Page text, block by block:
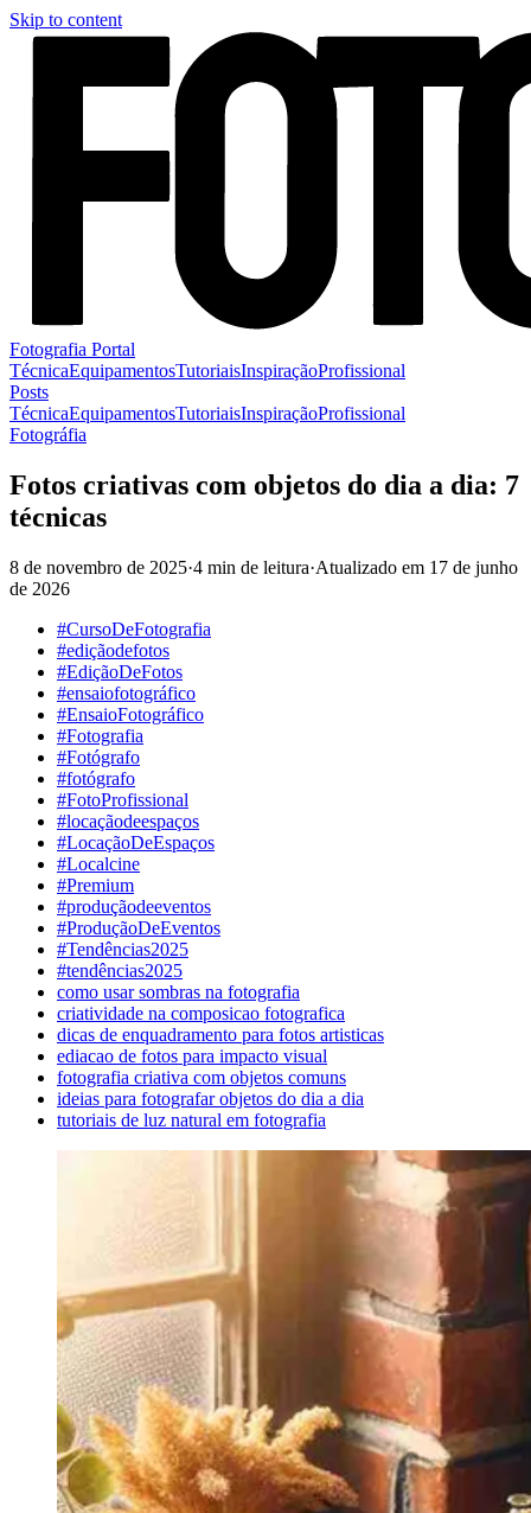
Skip to content
Fotografia Portal
TécnicaEquipamentosTutoriaisInspiraçãoProfissional
Posts
TécnicaEquipamentosTutoriaisInspiraçãoProfissional
Fotográfia
Fotos criativas com objetos do dia a dia: 7
técnicas
8 de novembro de 2025·4 min de leitura·Atualizado em 17 de junho
de 2026
#CursoDeFotografia
#ediçãodefotos
#EdiçãoDeFotos
#ensaiofotográfico
#EnsaioFotográfico
#Fotografia
#Fotógrafo
#fotógrafo
#FotoProfissional
#locaçãodeespaços
#LocaçãoDeEspaços
#Localcine
#Premium
#produçãodeeventos
#ProduçãoDeEventos
#Tendências2025
#tendências2025
como usar sombras na fotografia
criatividade na composicao fotografica
dicas de enquadramento para fotos artisticas
ediacao de fotos para impacto visual
fotografia criativa com objetos comuns
ideias para fotografar objetos do dia a dia
tutoriais de luz natural em fotografia